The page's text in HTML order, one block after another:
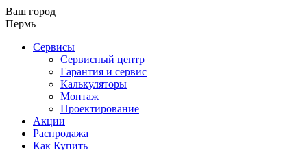
Ваш город
Пермь
Сервисы
Сервисный центр
Гарантия и сервис
Калькуляторы
Монтаж
Проектирование
Акции
Распродажа
Как Купить